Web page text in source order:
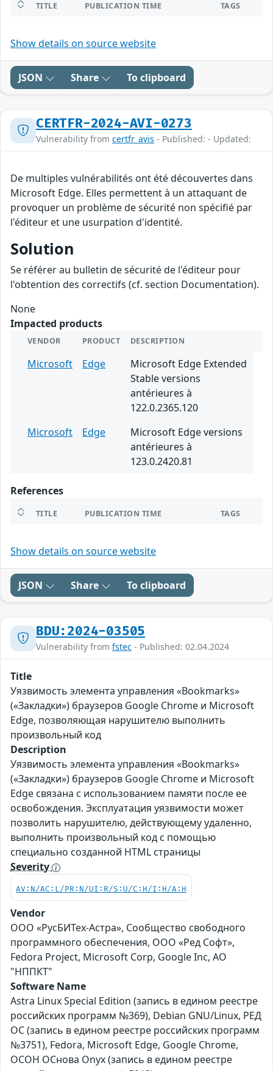
TITLE PUBLICATION TIME TAGS
Show details on source website
JSON Share To clipboard
CERTFR-2024-AVI-0273
Vulnerability from certfr_avis - Published: - Updated:
De multiples vulnérabilités ont été découvertes dans
Microsoft Edge. Elles permettent à un attaquant de
provoquer un problème de sécurité non spécifié par
l'éditeur et une usurpation d'identité.
Solution
Se référer au bulletin de sécurité de l'éditeur pour
l'obtention des correctifs (cf. section Documentation).
None
Impacted products
VENDOR PRODUCT DESCRIPTION
Microsoft Edge
Microsoft Edge Extended
Stable versions
antérieures à
122.0.2365.120
Microsoft
Edge
Microsoft Edge versions
antérieures à
123.0.2420.81
References
TITLE PUBLICATION TIME TAGS
Show details on source website
JSON Share To clipboard
BDU:2024-03505
Vulnerability from fstec - Published: 02.04.2024
Title
Уязвимость элемента управления «Bookmarks»
(«Закладки») браузеров Google Chrome и Microsoft
Edge, позволяющая нарушителю выполнить
произвольный код
Description
Уязвимость элемента управления «Bookmarks»
(«Закладки») браузеров Google Chrome и Microsoft
Edge связана с использованием памяти после ее
освобождения. Эксплуатация уязвимости может
позволить нарушителю, действующему удаленно,
выполнить произвольный код с помощью
специально созданной HTML страницы
Severity
AV:N/AC:L/PR:N/UI:R/S:U/C:H/I:H/A:H
Vendor
ООО «РусБИТех-Астра», Сообщество свободного
программного обеспечения, ООО «Ред Софт»,
Fedora Project, Microsoft Corp, Google Inc, АО
"НППКТ"
Software Name
Astra Linux Special Edition (запись в едином реестре
российских программ №369), Debian GNU/Linux, РЕД
ОС (запись в едином реестре российских программ
№3751), Fedora, Microsoft Edge, Google Chrome,
ОСОН ОСнова Оnyx (запись в едином реестре